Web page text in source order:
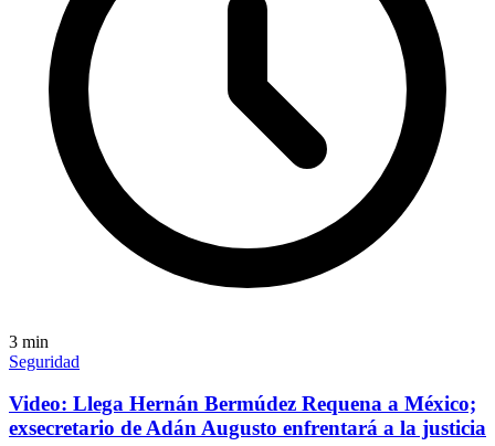
3 min
Seguridad
Video: Llega Hernán Bermúdez Requena a México;
exsecretario de Adán Augusto enfrentará a la justicia